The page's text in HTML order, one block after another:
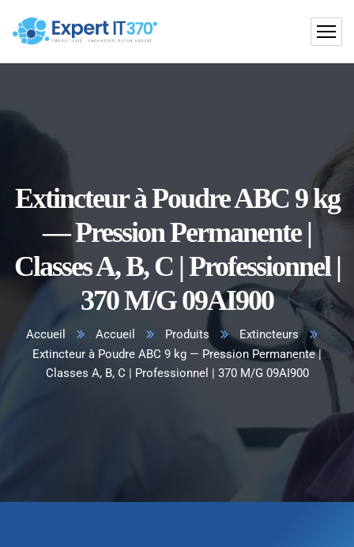
Extincteur à Poudre ABC 9 kg
— Pression Permanente |
Classes A, B, C | Professionnel |
370 M/G 09AI900
Accueil Accueil Produits
Extincteurs
Extincteur à Poudre ABC 9 kg — Pression Permanente |
Classes A, B, C | Professionnel | 370 M/G 09AI900